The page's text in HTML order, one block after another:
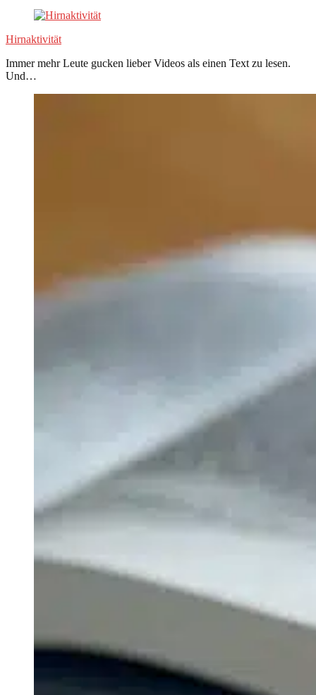
Hirnaktivität
Immer mehr Leute gucken lieber Videos als einen Text zu lesen.
Und…